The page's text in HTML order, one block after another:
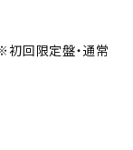
初回限定盤・通常